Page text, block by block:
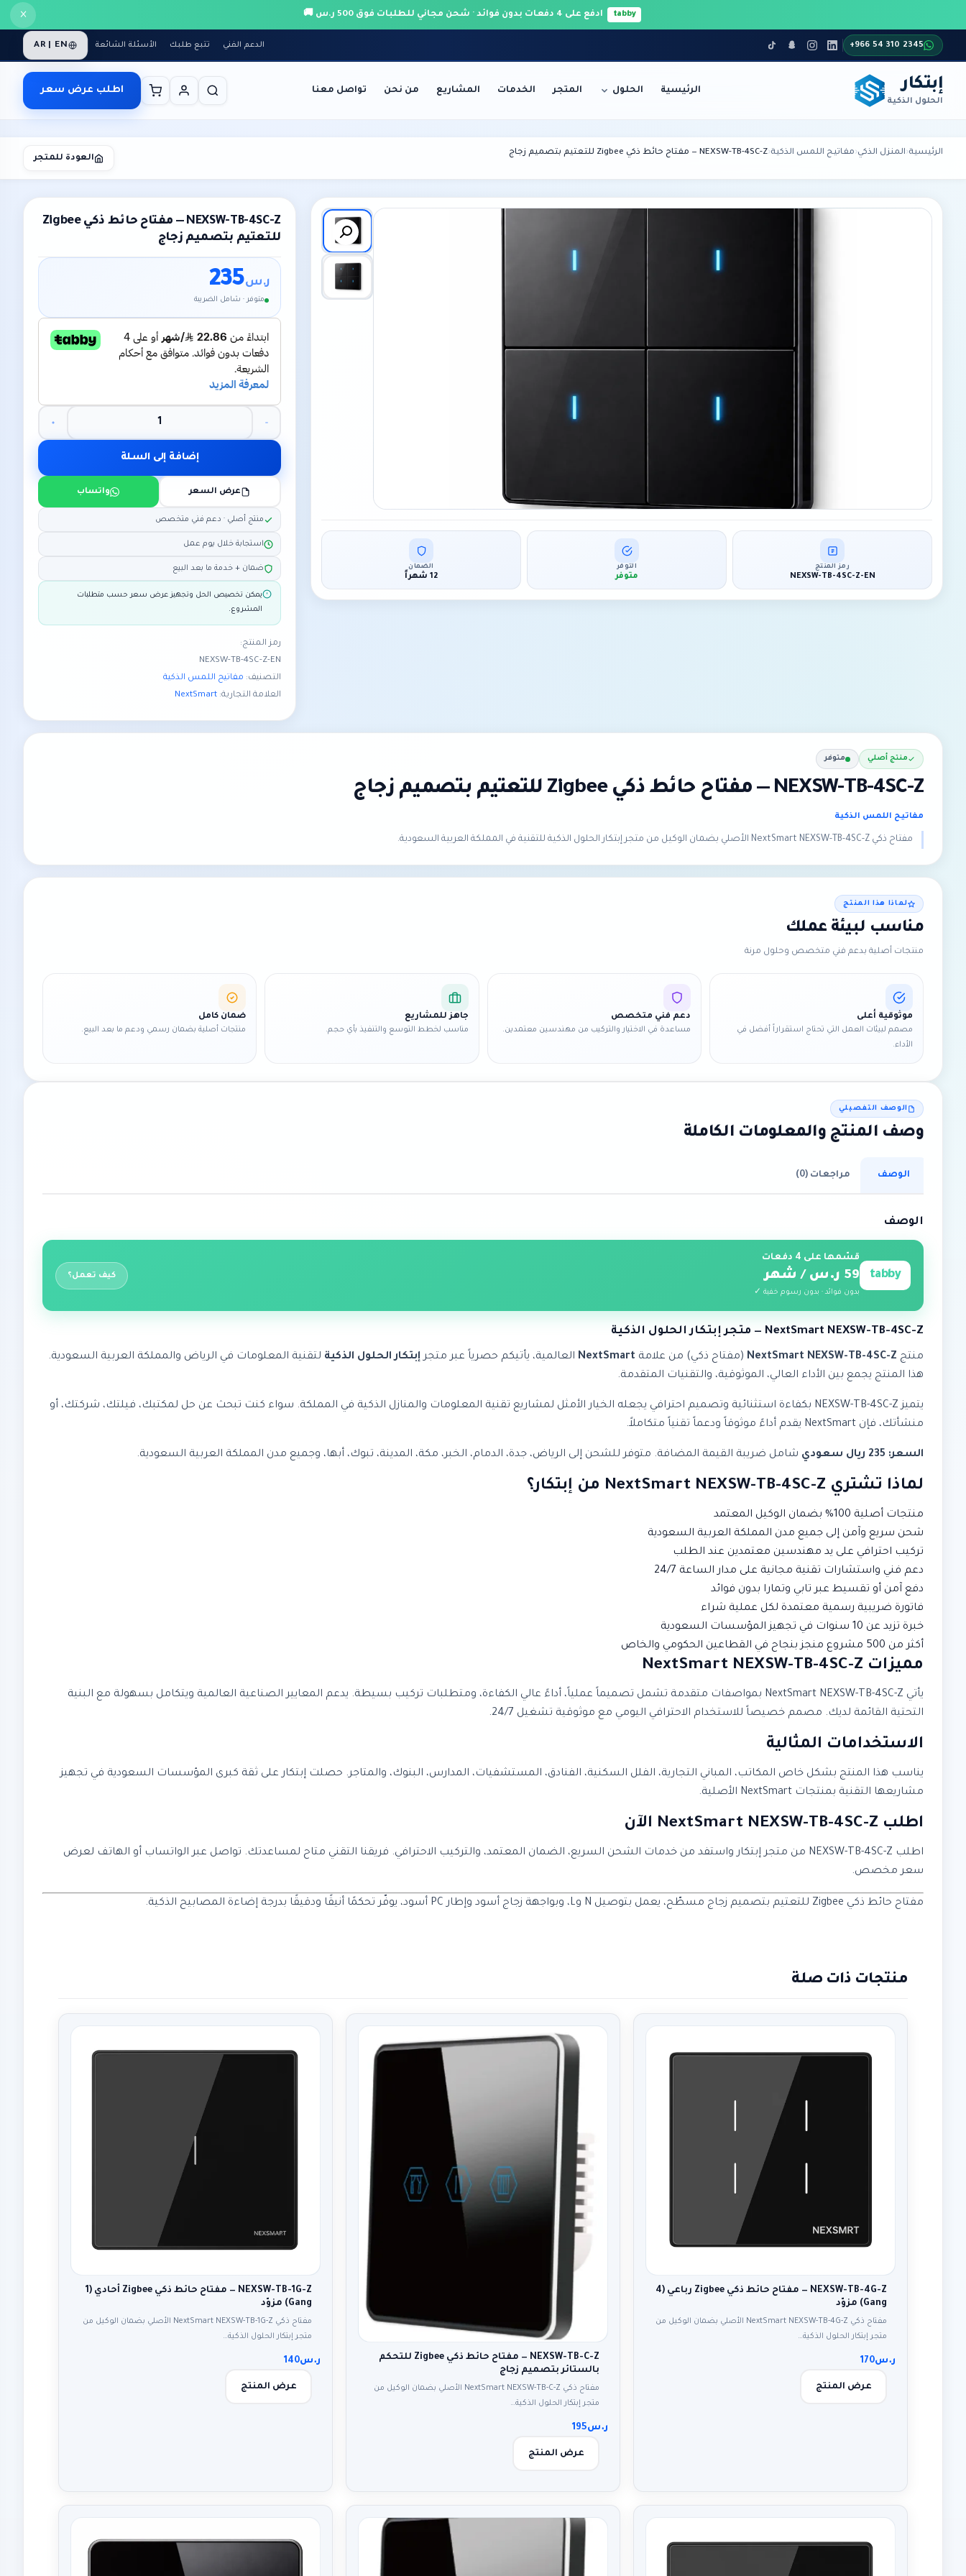
tabby ادفع على 4 دفعات بدون فوائد · شحن مجاني للطلبات فوق 500 ر.س 🚚 ×
+966 54 310 2345 الدعم الفني تتبع طلبك الأسئلة الشائعة AR | EN
إبتكار
الحلول الذكية
الرئيسية الحلول المتجر الخدمات المشاريع من نحن تواصل معنا اطلب عرض سعر
الرئيسية›المنزل الذكي›مفاتيح اللمس الذكية›NEXSW-TB-4SC-Z — مفتاح حائط ذكي Zigbee للتعتيم بتصميم زجاج
العودة للمتجر
رمز المنتج
NEXSW-TB-4SC-Z-EN
التوفر
متوفر
الضمان
12 شهراً
NEXSW-TB-4SC-Z — مفتاح حائط ذكي Zigbee
للتعتيم بتصميم زجاج
ر.س235
متوفر · شامل الضريبة
إضافة إلى السلة
عرض السعر واتساب
منتج أصلي · دعم فني متخصص
استجابة خلال يوم عمل
ضمان + خدمة ما بعد البيع
يمكن تخصيص الحل وتجهيز عرض سعر حسب متطلبات
المشروع.
رمز المنتج:
NEXSW-TB-4SC-Z-EN
التصنيف: مفاتيح اللمس الذكية
العلامة التجارية: NextSmart
منتج أصلي متوفر
NEXSW-TB-4SC-Z — مفتاح حائط ذكي Zigbee للتعتيم بتصميم زجاج
مفاتيح اللمس الذكية
مفتاح ذكي NextSmart NEXSW-TB-4SC-Z الأصلي بضمان الوكيل من متجر إبتكار الحلول الذكية للتقنية في المملكة العربية السعودية.
لماذا هذا المنتج
مناسب لبيئة عملك
منتجات أصلية بدعم فني متخصص وحلول مرنة
موثوقية أعلى
مصمم لبيئات العمل التي تحتاج استقراراً أفضل في
الأداء.
دعم فني متخصص
مساعدة في الاختيار والتركيب من مهندسين معتمدين.
جاهز للمشاريع
مناسب لخطط التوسع والتنفيذ بأي حجم.
ضمان كامل
منتجات أصلية بضمان رسمي ودعم ما بعد البيع.
الوصف التفصيلي
وصف المنتج والمعلومات الكاملة
الوصف مراجعات (0)
الوصف
tabby
قسّمها على 4 دفعات
59 ر.س / شهر
بدون فوائد · بدون رسوم خفية ✓
كيف تعمل؟
NextSmart NEXSW-TB-4SC-Z — متجر إبتكار الحلول الذكية
منتج NextSmart NEXSW-TB-4SC-Z (مفتاح ذكي) من علامة NextSmart العالمية، يأتيكم حصرياً عبر متجرإبتكار الحلول الذكية لتقنية المعلومات في الرياض والمملكة العربية السعودية.
هذا المنتج يجمع بين الأداء العالي، الموثوقية، والتقنيات المتقدمة.
يتميز NEXSW-TB-4SC-Z بكفاءة استثنائية وتصميم احترافي يجعله الخيار الأمثل لمشاريع تقنية المعلومات والمنازل الذكية في المملكة. سواء كنت تبحث عن حل لمكتبك، فيلتك، شركتك، أو
منشأتك، فإن NextSmart يقدم أداءً موثوقاً ودعماً تقنياً متكاملاً.
السعر: 235 ريال سعودي شامل ضريبة القيمة المضافة. متوفر للشحن إلى الرياض، جدة، الدمام، الخبر، مكة، المدينة، تبوك، أبها، وجميع مدن المملكة العربية السعودية.
لماذا تشتري NextSmart NEXSW-TB-4SC-Z من إبتكار؟
منتجات أصلية 100% بضمان الوكيل المعتمد
شحن سريع وآمن إلى جميع مدن المملكة العربية السعودية
تركيب احترافي على يد مهندسين معتمدين عند الطلب
دعم فني واستشارات تقنية مجانية على مدار الساعة 24/7
دفع آمن أو تقسيط عبر تابي وتمارا بدون فوائد
فاتورة ضريبية رسمية معتمدة لكل عملية شراء
خبرة تزيد عن 10 سنوات في تجهيز المؤسسات السعودية
أكثر من 500 مشروع منجز بنجاح في القطاعين الحكومي والخاص
مميزات NextSmart NEXSW-TB-4SC-Z
يأتي NextSmart NEXSW-TB-4SC-Z بمواصفات متقدمة تشمل تصميماً عملياً، أداءً عالي الكفاءة، ومتطلبات تركيب بسيطة. يدعم المعايير الصناعية العالمية ويتكامل بسهولة مع البنية
التحتية القائمة لديك. مصمم خصيصاً للاستخدام الاحترافي اليومي مع موثوقية تشغيل 24/7.
الاستخدامات المثالية
يناسب هذا المنتج بشكل خاص المكاتب، المباني التجارية، الفلل السكنية، الفنادق، المستشفيات، المدارس، البنوك، والمتاجر. حصلت إبتكار على ثقة كبرى المؤسسات السعودية في تجهيز
مشاريعها التقنية بمنتجات NextSmart الأصلية.
اطلب NextSmart NEXSW-TB-4SC-Z الآن
اطلب NEXSW-TB-4SC-Z من متجر إبتكار واستفد من خدمات الشحن السريع، الضمان المعتمد، والتركيب الاحترافي. فريقنا التقني متاح لمساعدتك. تواصل عبر الواتساب أو الهاتف لعرض
سعر مخصص.
مفتاح حائط ذكي Zigbee للتعتيم بتصميم زجاج مسطّح، يعمل بتوصيل N وL، وبواجهة زجاج أسود وإطار PC أسود، يوفّر تحكمًا أنيقًا ودقيقًا بدرجة إضاءة المصابيح الذكية.
منتجات ذات صلة
NEXSW-TB-4G-Z — مفتاح حائط ذكي Zigbee رباعي (4
Gang) مزوّد
مفتاح ذكي NextSmart NEXSW-TB-4G-Z الأصلي بضمان الوكيل من
متجر إبتكار الحلول الذكية…
ر.س170
عرض المنتج
NEXSW-TB-C-Z — مفتاح حائط ذكي Zigbee للتحكم
بالستائر بتصميم زجاج
مفتاح ذكي NextSmart NEXSW-TB-C-Z الأصلي بضمان الوكيل من
متجر إبتكار الحلول الذكية…
ر.س195
عرض المنتج
NEXSW-TB-1G-Z — مفتاح حائط ذكي Zigbee أحادي (1
Gang) مزوّد
مفتاح ذكي NextSmart NEXSW-TB-1G-Z الأصلي بضمان الوكيل من
متجر إبتكار الحلول الذكية…
ر.س140
عرض المنتج